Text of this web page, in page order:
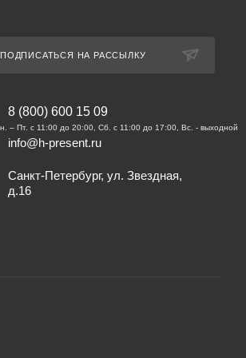
ПОДПИСАТЬСЯ НА РАССЫЛКУ
8 (800) 600 15 09
info@h-present.ru
Санкт-Петербург, ул. Звездная,
д.16